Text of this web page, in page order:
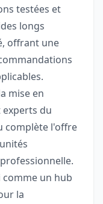
testées et
longs
offrant une
mise en
du
complète l'offre
comme un hub
la